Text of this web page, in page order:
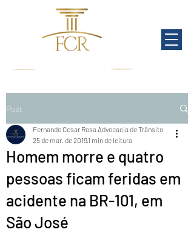
Post
Homem morre e quatro
pessoas ficam feridas em
acidente na BR-101, em
São José
Fernando Cesar Rosa Advocacia de Trânsito
25 de mar. de 20191 min de leitura